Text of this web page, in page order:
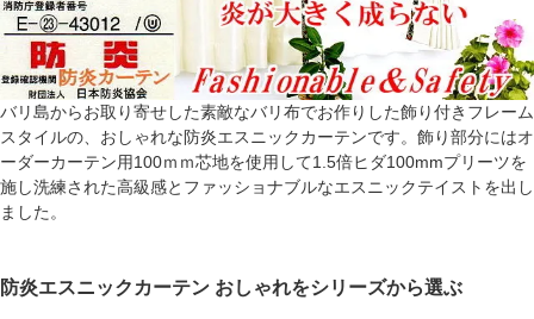
バリ島からお取り寄せした素敵なバリ布でお作りした飾り付きフレーム
スタイルの、おしゃれな防炎エスニックカーテンです。飾り部分にはオ
ーダーカーテン用100ｍｍ芯地を使用して1.5倍ヒダ100mmプリーツを
施し洗練された高級感とファッショナブルなエスニックテイストを出し
ました。
防炎エスニックカーテン おしゃれをシリーズから選ぶ